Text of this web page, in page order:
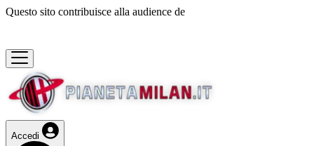
Questo sito contribuisce alla audience de
Accedi